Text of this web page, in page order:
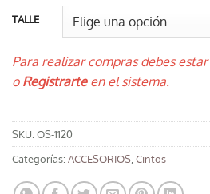
TALLE
Para realizar compras debes estar
oRegistrarteen el sistema.
SKU:OS-1120
Categorías:ACCESORIOS Cintos